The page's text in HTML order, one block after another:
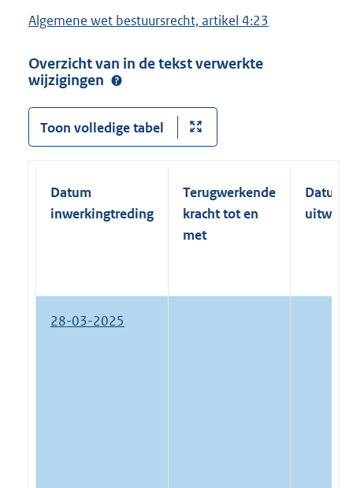
Algemene wet bestuursrecht, artikel 4:23
Overzicht van in de tekst verwerkte
wijzigingen
Toon volledige tabel
Datum
inwerkingtreding
Terugwerkende
kracht tot en
met
Datum
28-03-2025